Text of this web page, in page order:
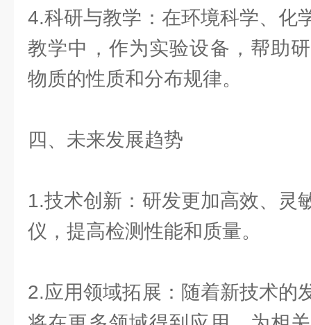
4.科研与教学：在环境科学、化
教学中，作为实验设备，帮助
物质的性质和分布规律。
四、未来发展趋势
1.技术创新：研发更加高效、灵
仪，提高检测性能和质量。
2.应用领域拓展：随着新技术的